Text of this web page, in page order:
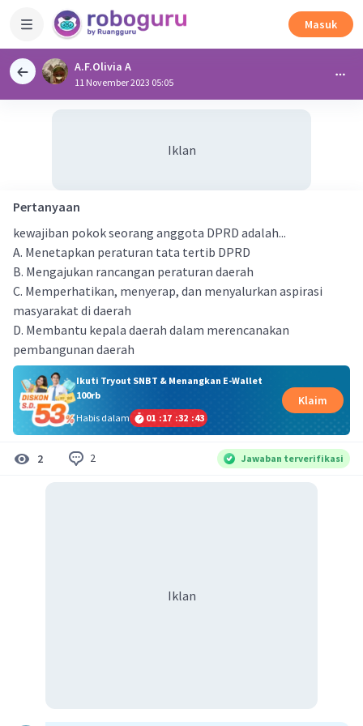
Masuk
A.F.Olivia A
11 November 2023 05:05
Iklan
Pertanyaan
kewajiban pokok seorang anggota DPRD adalah...
A. Menetapkan peraturan tata tertib DPRD
B. Mengajukan rancangan peraturan daerah
C. Memperhatikan, menyerap, dan menyalurkan aspirasi
masyarakat di daerah
D. Membantu kepala daerah dalam merencanakan
pembangunan daerah
Ikuti Tryout SNBT & Menangkan E-Wallet
100rb
Habis dalam
01 :17 :32 :42
Klaim
2 2 Jawaban terverifikasi
Iklan